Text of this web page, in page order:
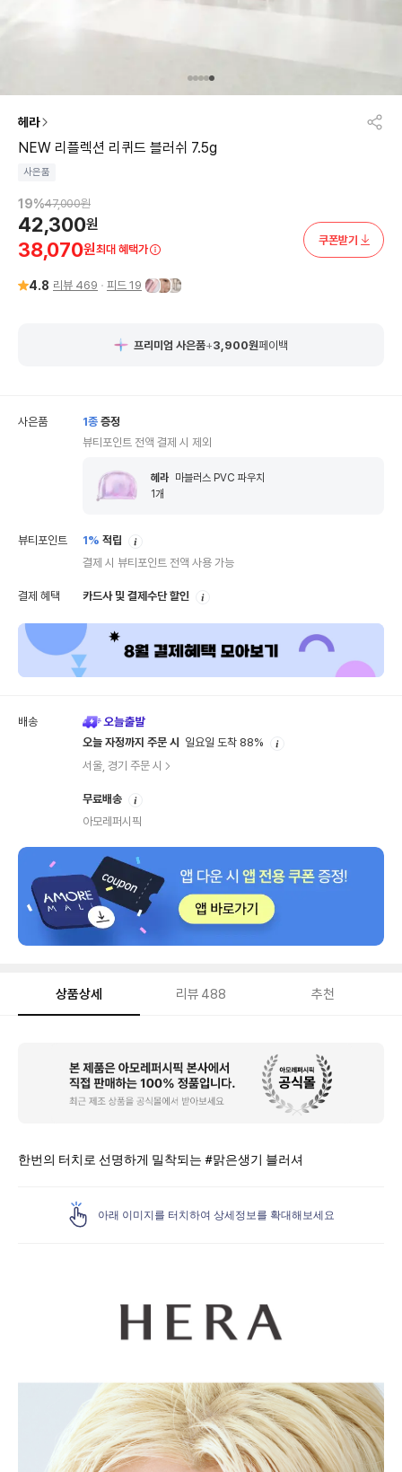
헤라
NEW 리플렉션 리퀴드 블러쉬 7.5g
사은품
19%47,000원
42,300원
38,070원최대 혜택가
쿠폰받기
4.8 리뷰 469 피드 19
프리미엄 사은품+3,900원페이백
사은품 1종 증정
뷰티포인트 전액 결제 시 제외
헤라 마블러스 PVC 파우치
1개
뷰티포인트 1% 적립
결제 시 뷰티포인트 전액 사용 가능
결제 혜택 카드사 및 결제수단 할인
배송
오늘 자정까지 주문 시
일요일 도착 88%
서울, 경기 주문 시
무료배송
아모레퍼시픽
상품상세 리뷰 488 추천
한번의 터치로 선명하게 밀착되는 #맑은생기 블러셔
아래 이미지를 터치하여 상세정보를 확대해보세요